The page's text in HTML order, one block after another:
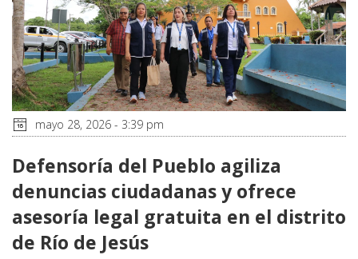
mayo 28, 2026 - 3:39 pm
Defensoría del Pueblo agiliza
denuncias ciudadanas y ofrece
asesoría legal gratuita en el distrito
de Río de Jesús